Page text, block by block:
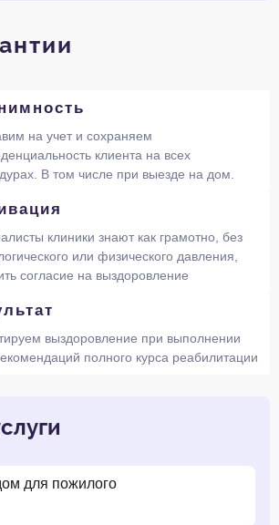
на учет и сохраняем
клиента на всех
В том числе при выезде на дом.
клиники знают как грамотно, без
или физического давления,
согласие на выздоровление
выздоровление при выполнении
полного курса реабилитации
для пожилого